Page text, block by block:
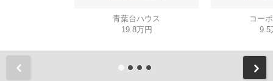
青葉台ハウス
19.8万円
コー
9.5